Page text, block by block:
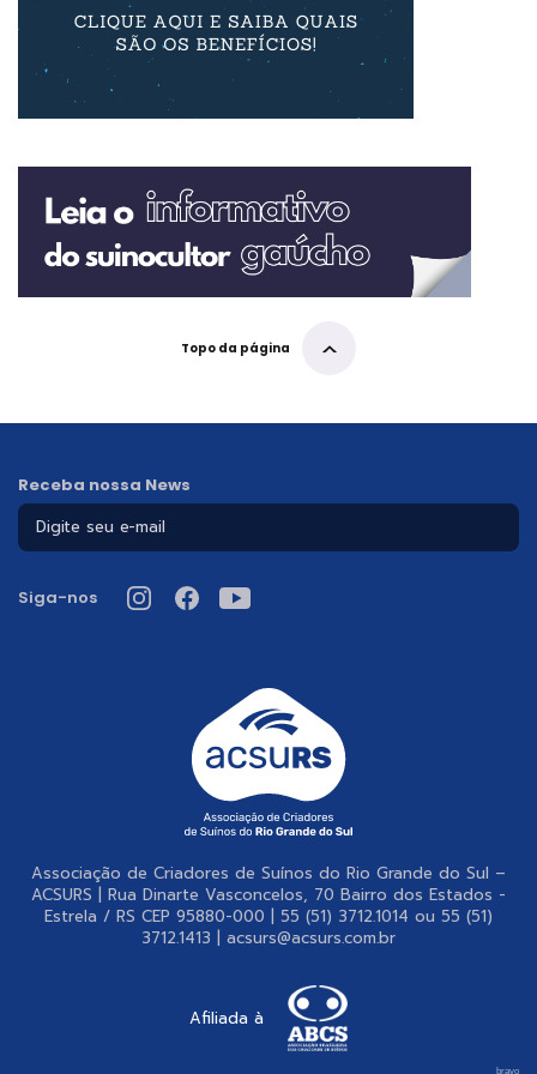
Topo da página
Receba nossa News
Siga-nos
Associação de Criadores de Suínos do Rio Grande do Sul –
ACSURS | Rua Dinarte Vasconcelos, 70 Bairro dos Estados -
Estrela / RS CEP 95880-000 | 55 (51) 3712.1014 ou 55 (51)
3712.1413 | acsurs@acsurs.com.br
Afiliada à
bravo